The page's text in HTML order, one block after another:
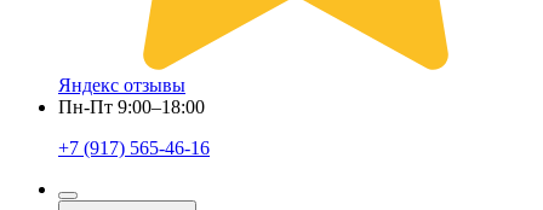
Яндекс отзывы
Пн-Пт 9:00–18:00
+7 (917) 565-46-16